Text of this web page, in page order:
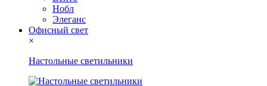
Нобл
Элеганс
Офисный свет
×
Настольные светильники